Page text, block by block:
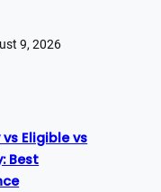
9, 2026
vs Eligible vs
Best